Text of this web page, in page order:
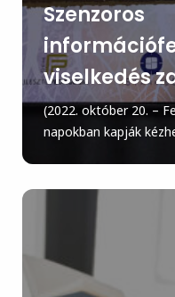
Szenzoros
viselkedés
(2022. október 20. –
napokban kapják